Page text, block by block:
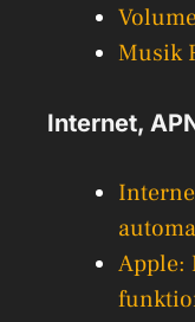
Musik
Internet,
Apple: